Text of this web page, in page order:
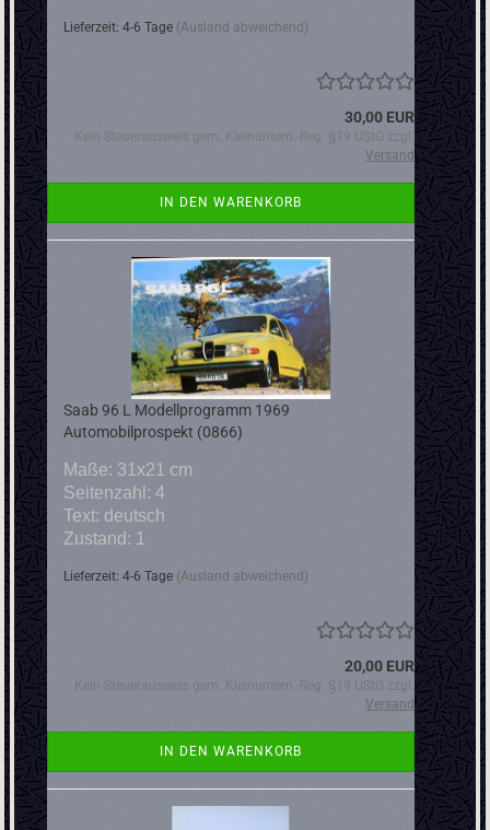
Lieferzeit: 4-6 Tage (Ausland abweichend)
30,00 EUR
Kein Steuerausweis gem. Kleinuntern.-Reg. §19 UStG zzgl.
Versand
IN DEN WARENKORB
Saab 96 L Modellprogramm 1969
Automobilprospekt (0866)
Maße: 31x21 cm
Seitenzahl: 4
Text: deutsch
Zustand: 1
Lieferzeit: 4-6 Tage (Ausland abweichend)
20,00 EUR
Kein Steuerausweis gem. Kleinuntern.-Reg. §19 UStG zzgl.
Versand
IN DEN WARENKORB